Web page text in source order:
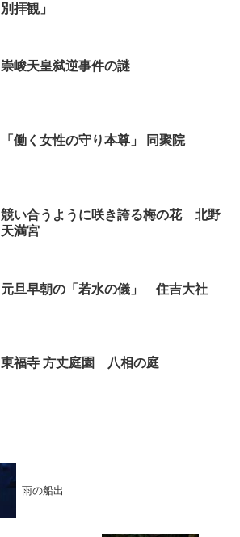
別拝観」
崇峻天皇弑逆事件の謎
「働く女性の守り本尊」 同聚院
競い合うように咲き誇る梅の花 北野
天満宮
元旦早朝の「若水の儀」 住吉大社
東福寺 方丈庭園 八相の庭
雨の船出